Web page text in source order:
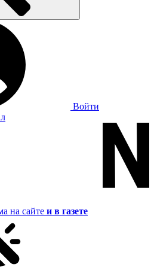
Войти
на сайте и в газете